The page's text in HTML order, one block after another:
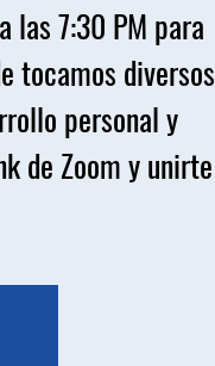
las 7:30 PM para
tocamos diversos
personal y
de Zoom y unirte